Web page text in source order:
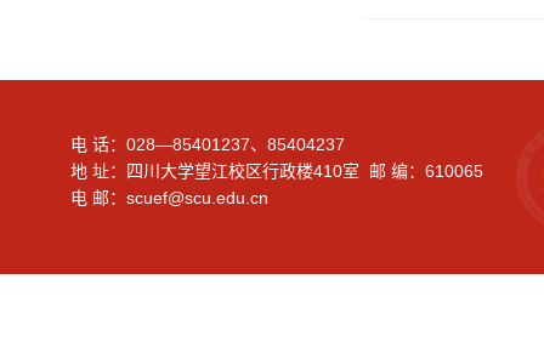
电 话：028—85401237、85404237
地 址：四川大学望江校区行政楼410室 邮 编：610065
电 邮：scuef@scu.edu.cn